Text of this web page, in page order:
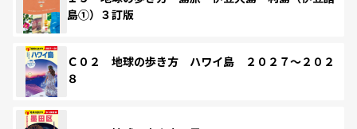
島①）３訂版
Ｃ０２ 地球の歩き方 ハワイ島 ２０２７～２０２
８